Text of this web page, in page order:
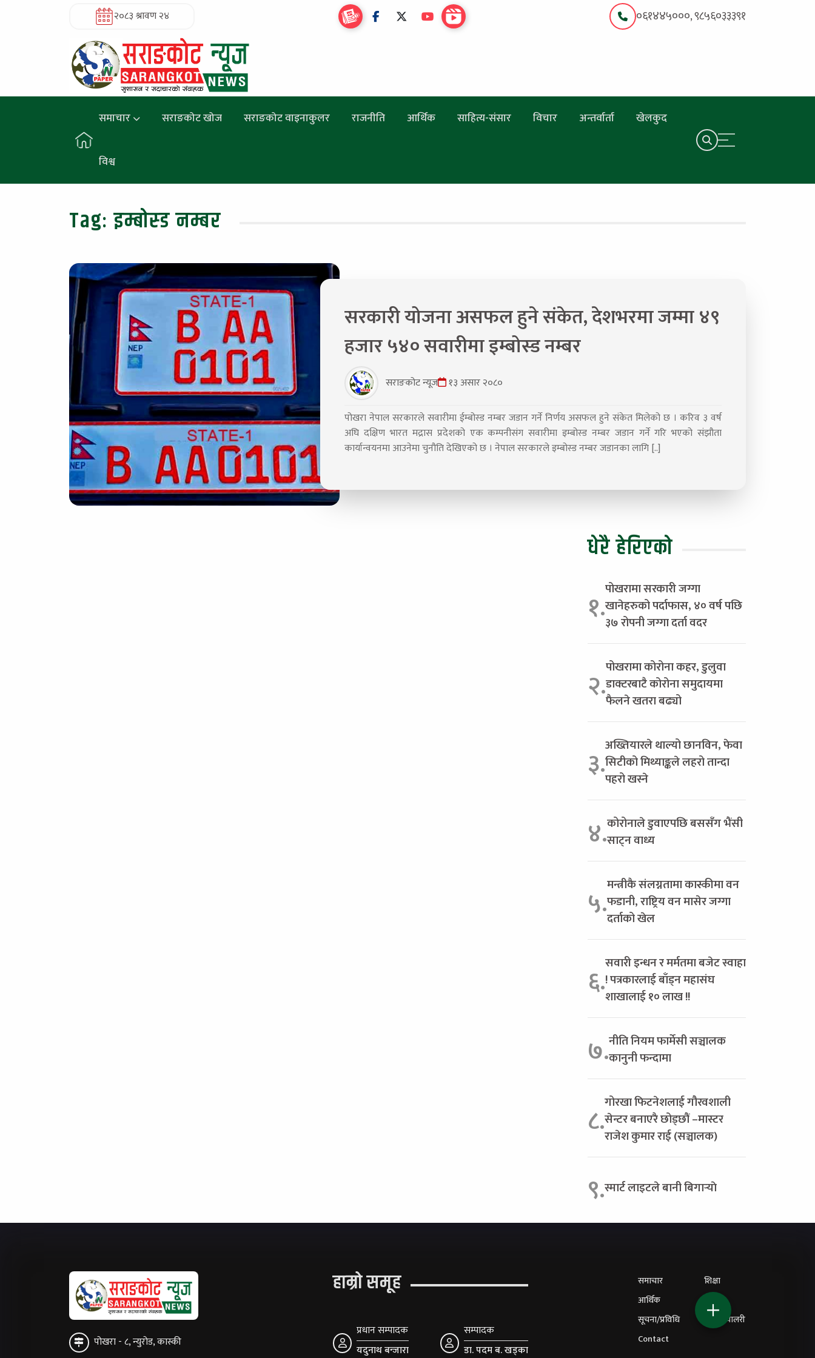
२०८३ श्रावण २४ ०६१४४५०००, ९८५६०३३३९१
समाचार सराङकोट खोज सराङकोट वाइनाकुलर राजनीति आर्थिक साहित्य-संसार विचार अन्तर्वार्ता खेलकुद
विश्व
Tag:इम्बोस्ड नम्बर
सरकारी योजना असफल हुने संकेत, देशभरमा जम्मा ४९
हजार ५४० सवारीमा इम्बोस्ड नम्बर
सराङकोट न्यूज १३ असार २०८०
पोखरा नेपाल सरकारले सवारीमा ईम्बोस्ड नम्बर जडान गर्ने निर्णय असफल हुने संकेत मिलेको छ । करिव ३ वर्ष
अघि दक्षिण भारत मद्रास प्रदेशको एक कम्पनीसंग सवारीमा इम्बोस्ड नम्बर जडान गर्ने गरि भएको संझौता
कार्यान्वयनमा आउनेमा चुनौति देखिएको छ । नेपाल सरकारले इम्बोस्ड नम्बर जडानका लागि [..]
धेरै हेरिएको
१.पोखरामा सरकारी जग्गा
खानेहरुको पर्दाफास, ४० वर्ष पछि
३७ रोपनी जग्गा दर्ता वदर
२.पोखरामा कोरोना कहर, डुलुवा
डाक्टरबाटै कोरोना समुदायमा
फैलने खतरा बढ्यो
३.अख्तियारले थाल्यो छानविन, फेवा
सिटीको मिथ्याङ्कले लहरो तान्दा
पहरो खस्ने
४.कोरोनाले डुवाएपछि बससँग भैंसी
साट्न वाध्य
५.मन्त्रीकै संलग्नतामा कास्कीमा वन
फडानी, राष्ट्रिय वन मासेर जग्गा
दर्ताको खेल
६.सवारी इन्धन र मर्मतमा बजेट स्वाहा
! पत्रकारलाई बाँड्न महासंघ
शाखालाई १० लाख !!
७.नीति नियम फार्मेसी सञ्चालक
कानुनी फन्दामा
८.गोरखा फिटनेशलाई गौरवशाली
सेन्टर बनाएरै छोड्छौं –मास्टर
राजेश कुमार राई (सञ्चालक)
९.स्मार्ट लाइटले बानी बिगार्‍याे
पोखरा - ८, न्युरोड, कास्की
हाम्रो समूह
प्रधान सम्पादक
यदुनाथ बन्जारा
सम्पादक
डा. पदम ब. खड्का
समाचार
शिक्षा
आर्थिक
विचार
सूचना/प्रविधि
फोटो ग्यालरी
Contact